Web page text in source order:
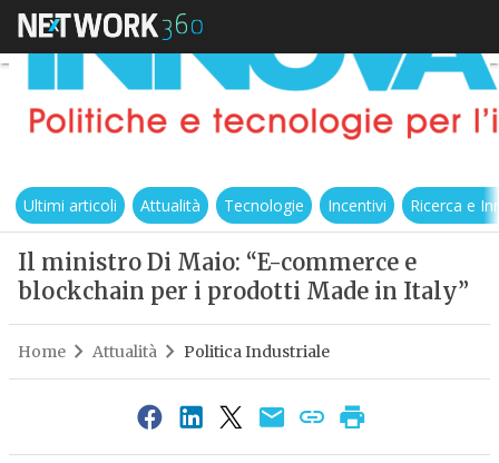
Ultimi articoli Attualità Tecnologie Incentivi Ricerca e
Il ministro Di Maio: “E-commerce e
blockchain per i prodotti Made in Italy”
Home Attualità Politica Industriale